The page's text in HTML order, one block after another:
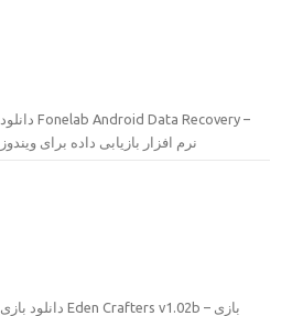
دانلود Fonelab Android Data Recovery –
نرم افزار بازیابی داده برای ویندوز
دانلود بازی Eden Crafters v1.02b – بازی